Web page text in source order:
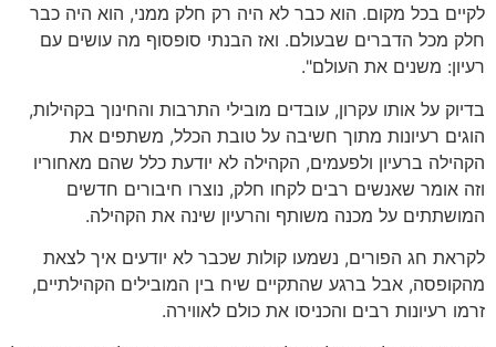
לקיים בכל מקום. הוא כבר לא היה רק חלק ממני, הוא היה כבר
חלק מכל הדברים שבעולם. ואז הבנתי סופסוף מה עושים עם
רעיון: משנים את העולם".
בדיוק על אותו עקרון, עובדים מובילי התרבות והחינוך בקהילות,
הוגים רעיונות מתוך חשיבה על טובת הכלל, משתפים את
הקהילה ברעיון ולפעמים, הקהילה לא יודעת כלל שהם מאחוריו
וזה אומר שאנשים רבים לקחו חלק, נוצרו חיבורים חדשים
המושתתים על מכנה משותף והרעיון שינה את הקהילה.
לקראת חג הפורים, נשמעו קולות שכבר לא יודעים איך לצאת
מהקופסה, אבל ברגע שהתקיים שיח בין המובילים הקהילתיים,
זרמו רעיונות רבים והכניסו את כולם לאווירה.